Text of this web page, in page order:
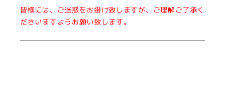
皆様には、ご迷惑をお掛け致しますが、
ご理解ご了承く
ださいますようお願い致します。